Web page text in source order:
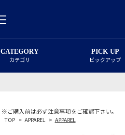
CATEGORY
カテゴリ
PICK UP
ピックアップ
※ご購入前は必ず注意事項をご確認下さい。
TOP > APPAREL > APPAREL